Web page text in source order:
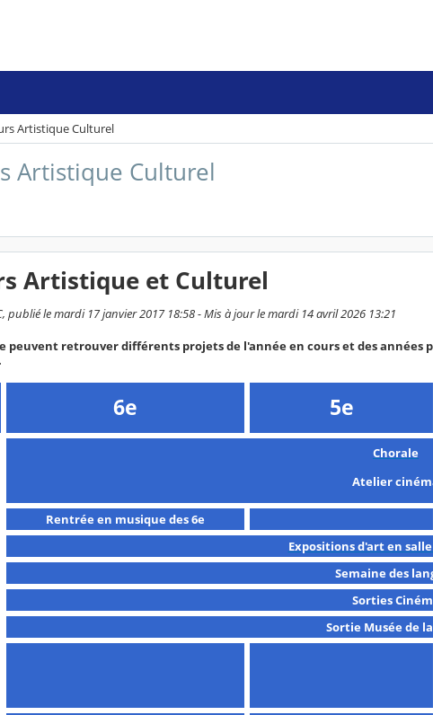
Artistique Culturel
Artistique Culturel
Artistique et Culturel
publié le mardi 17 janvier 2017 18:58 - Mis à jour le mardi 14 avril 2026 13:21
peuvent retrouver différents projets de l'année en cours et des
6e 5e
Chorale
Atelier
Rentrée en musique des 6e
Expositions d'art en
Semaine des
Sorties
Sortie Musée de